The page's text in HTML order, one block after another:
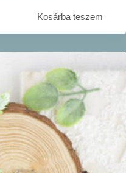
Kosárba teszem